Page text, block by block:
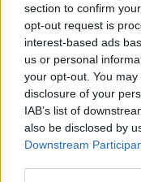
section to confirm
opt-out request is
interest-based ads
us or personal
your opt-out. You
disclosure of your
IAB’s list of
also be disclosed by
Downstream
1991-et szó szerint
James Cameron
Egy a mai napig
pár éve újfent
örömére. A T-800-
el említés nélkülA
rettegés fokamellett
emlékezetes
Hollywoodi